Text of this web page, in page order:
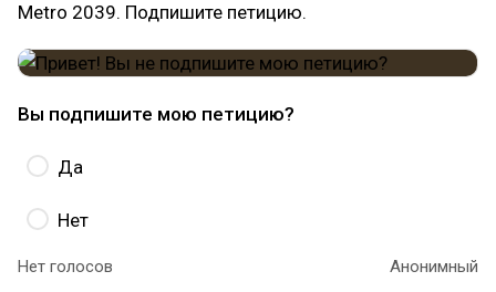
Metro 2039. Подпишите петицию.
Вы подпишите мою петицию?
Да
Нет
Нет голосов Анонимный